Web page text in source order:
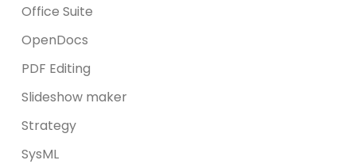
Office Suite
OpenDocs
PDF Editing
Slideshow maker
Strategy
SysML